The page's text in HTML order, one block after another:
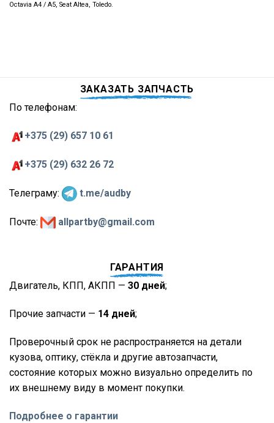
Octavia A4 / A5, Seat Altea, Toledo.
ЗАКАЗАТЬ ЗАПЧАСТЬ
По телефонам:
+375 (29) 657 10 61
+375 (29) 632 26 72
Телеграму: t.me/audby
Почте: allpartby@gmail.com
ГАРАНТИЯ
Двигатель, КПП, АКПП — 30 дней;
Прочие запчасти — 14 дней;
Проверочный срок не распространяется на детали
кузова, оптику, стёкла и другие автозапчасти,
состояние которых можно визуально определить по
их внешнему виду в момент покупки.
Подробнее о гарантии